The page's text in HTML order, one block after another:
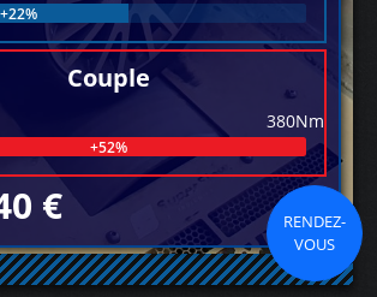
+22%
Couple
380Nm
+52%
€
RENDEZ-
VOUS